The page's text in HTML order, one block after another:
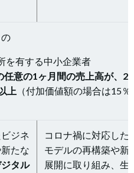
を有する中小企業者
任意の1ヶ月間の売上高が、
上 （付加価値額の場合は15
ジネ
たな
タル
コロナ禍に対応した
モデルの再構築や新
展開に取り組み、生